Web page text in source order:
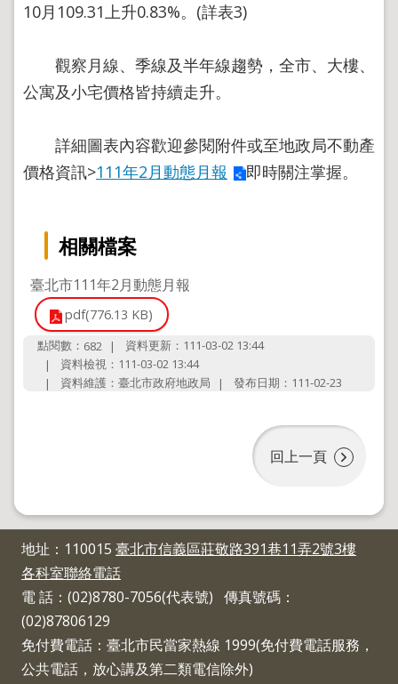
地
資
地
政
問
答
雙
語
詞
彙
10月109.31上升0.83%。(詳表3)
觀察月線、季線及半年線趨勢，全市、大樓、
公寓及小宅價格皆持續走升。
詳細圖表內容歡迎參閱附件或至地政局不動產
價格資訊>111年2月動態月報 即時關注掌握。
相關檔案
臺北市111年2月動態月報
pdf(776.13 KB)
點閱數： 682
資料更新：111-03-02 13:44
資料檢視：111-03-02 13:44
資料維護：臺北市政府地政局
發布日期：111-02-23
回上一頁
地址：110015 臺北市信義區莊敬路391巷11弄2號3樓
各科室聯絡電話
電 話：(02)8780-7056(代表號) 傳真號碼：
(02)87806129
免付費電話：臺北市民當家熱線 1999(免付費電話服務，
公共電話，放心講及第二類電信除外)